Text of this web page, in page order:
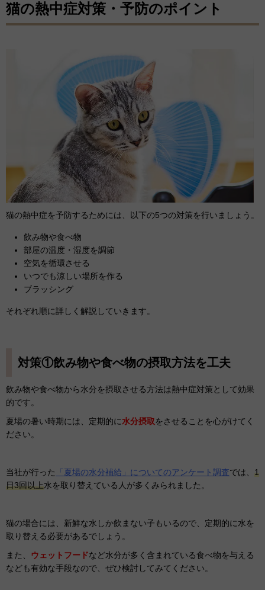
猫の熱中症対策・予防のポイント
猫の熱中症を予防するためには、以下の5つの対策を行いましょう。
飲み物や食べ物
部屋の温度・湿度を調節
空気を循環させる
いつでも涼しい場所を作る
ブラッシング
それぞれ順に詳しく解説していきます。
対策①飲み物や食べ物の摂取方法を工夫
飲み物や食べ物から水分を摂取させる方法は熱中症対策として効果
的です。
夏場の暑い時期には、定期的に水分摂取をさせることを心がけてく
ださい。
当社が行った 「夏場の水分補給」についてのアンケート調査では、 1
日3回以上水を取り替えている人が多くみられました。
猫の場合には、新鮮な水しか飲まない子もいるので、定期的に水を
取り替える必要があるでしょう。
また、 ウェットフードなど水分が多く含まれている食べ物を与える
なども有効な手段なので、ぜひ検討してみてください。